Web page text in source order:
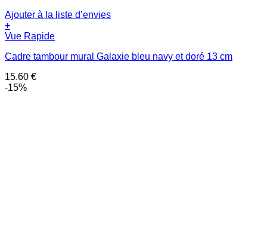
Ajouter à la liste d’envies
+
Vue Rapide
Cadre tambour mural Galaxie bleu navy et doré 13 cm
15.60 €
-15%